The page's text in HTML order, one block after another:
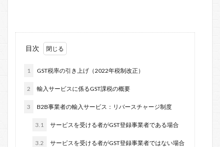
目次
1 GST税率の引き上げ（2022年税制改正）
2 輸入サービスに係るGST課税の概要
3 B2B事業者の輸入サービス：リバースチャージ制度
3.1 サービスを受ける者がGST登録事業者である場合
3.2 サービスを受ける者がGST登録事業者ではない場合